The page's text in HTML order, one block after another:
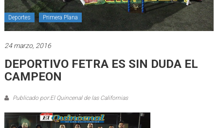
Deportes Primera Plana
24 marzo, 2016
DEPORTIVO FETRA ES SIN DUDA EL
CAMPEON
Publicado por:El Quincenal de las Californias